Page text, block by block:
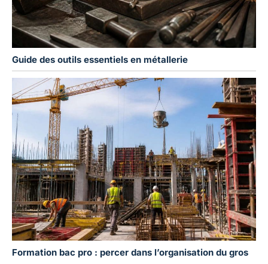
Guide des outils essentiels en métallerie
Formation bac pro : percer dans l’organisation du gros